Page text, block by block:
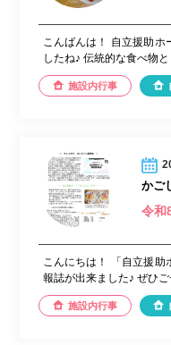
こんばんは！ 自立援助
したね♪ 伝統的な食べ物
施設内行事
かご
令和
こんにちは！ 「自立援
報誌が出来ました♪ ぜひ
施設内行事